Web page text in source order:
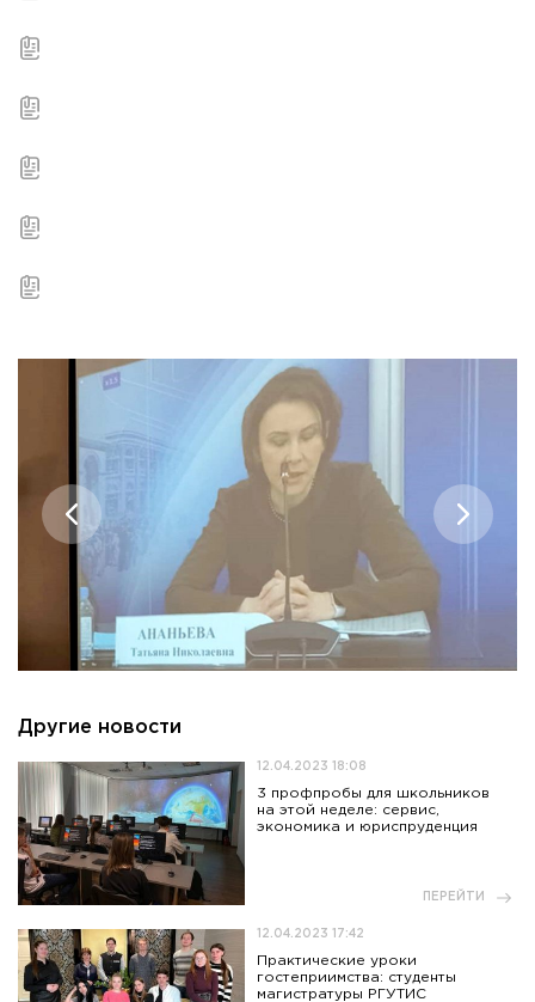
Другие новости
12.04.2023 18:08
3 профпробы для школьников
на этой неделе: сервис,
экономика и юриспруденция
ПЕРЕЙТИ
12.04.2023 17:42
Практические уроки
гостеприимства: студенты
магистратуры РГУТИС